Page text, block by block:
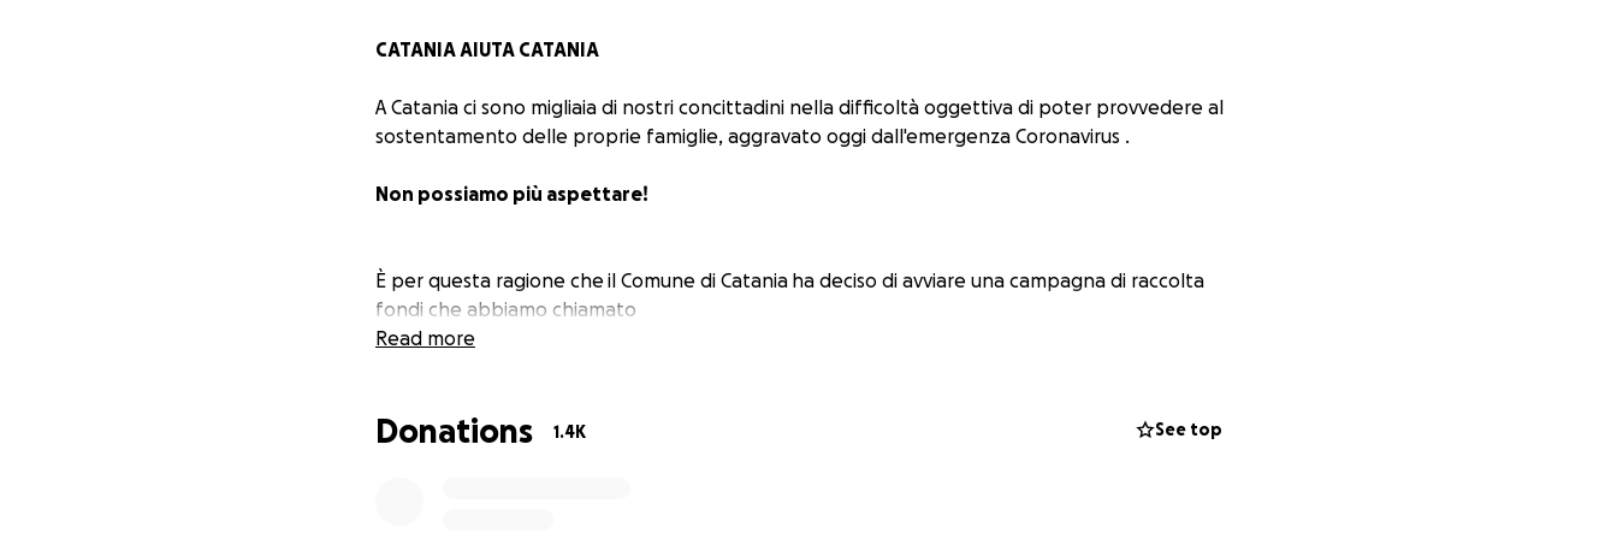
CATANIA AIUTA CATANIA
A Catania ci sono migliaia di nostri concittadini nella difficoltà oggettiva di poter provvedere al
sostentamento delle proprie famiglie, aggravato oggi dall'emergenza Coronavirus .
Non possiamo più aspettare!
È per questa ragione che il Comune di Catania ha deciso di avviare una campagna di raccolta
fondi che abbiamo chiamato
Abbiamo bisogno dell’aiuto di tutti.
Read more
Donations 1.4K See top